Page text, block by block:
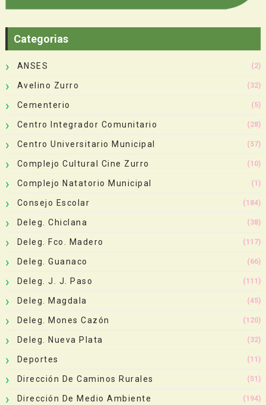
Categorias
ANSES (2)
Avelino Zurro (32)
Cementerio (5)
Centro Integrador Comunitario (28)
Centro Universitario Municipal (57)
Complejo Cultural Cine Zurro (10)
Complejo Natatorio Municipal (1)
Consejo Escolar (184)
Deleg. Chiclana (38)
Deleg. Fco. Madero (117)
Deleg. Guanaco (66)
Deleg. J. J. Paso (111)
Deleg. Magdala (45)
Deleg. Mones Cazón (120)
Deleg. Nueva Plata (32)
Deportes (11)
Dirección De Caminos Rurales (51)
Dirección De Medio Ambiente (194)